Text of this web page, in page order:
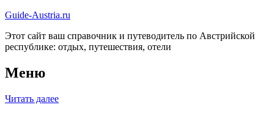
Guide-Austria.ru
Этот сайт ваш справочник и путеводитель по Австрийской
республике: отдых, путешествия, отели
Меню
Читать далее